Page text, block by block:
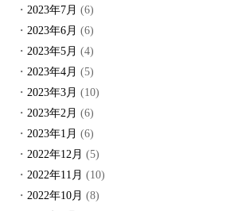
2023年7月 (6)
2023年6月 (6)
2023年5月 (4)
2023年4月 (5)
2023年3月 (10)
2023年2月 (6)
2023年1月 (6)
2022年12月 (5)
2022年11月 (10)
2022年10月 (8)